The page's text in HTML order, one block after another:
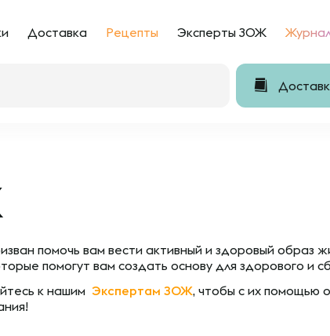
Доставка Рецепты Эксперты ЗОЖ
помочь вам вести активный и здоровый образ
помогут вам создать основу для здорового и
к нашим Экспертам ЗОЖ, чтобы с их помощью